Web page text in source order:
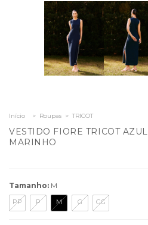
Início > Roupas > TRICOT
VESTIDO FIORE TRICOT AZUL
MARINHO
Tamanho: M
PP P M G GG